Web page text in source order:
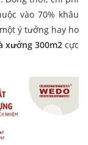
vào 70% khâu
ý tưởng hay ho
xưởng 300m2cực